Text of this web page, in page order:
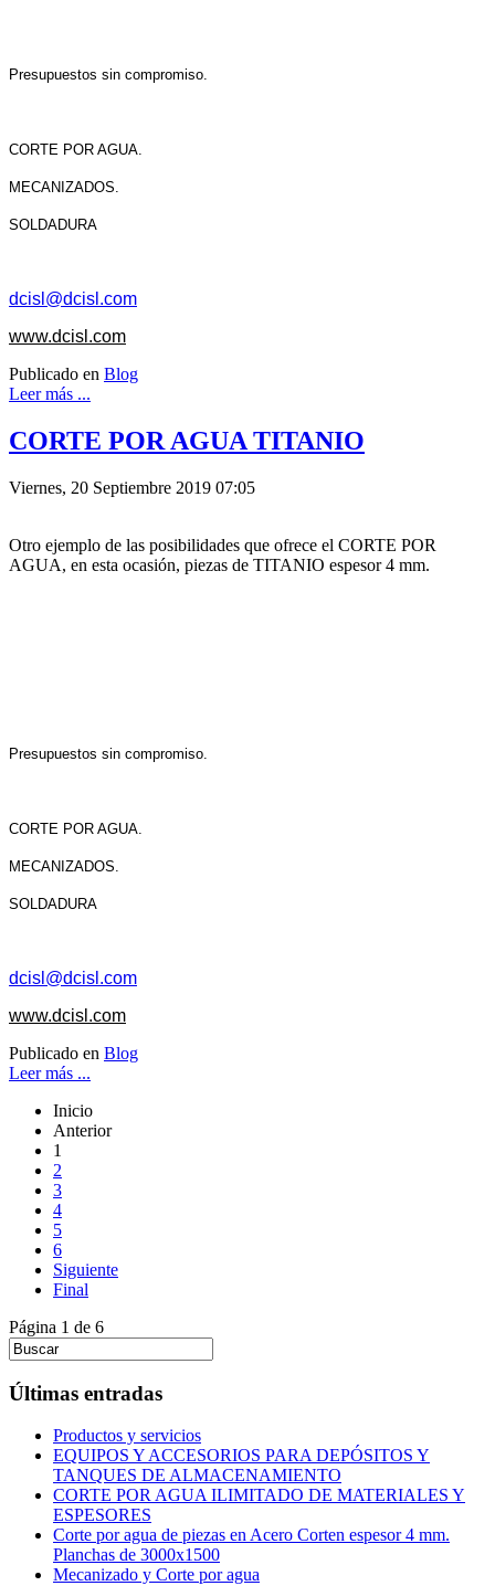
Presupuestos sin compromiso.
CORTE POR AGUA.
MECANIZADOS.
SOLDADURA
dcisl@dcisl.com
www.dcisl.com
Publicado en Blog
Leer más ...
CORTE POR AGUA TITANIO
Viernes, 20 Septiembre 2019 07:05
Otro ejemplo de las posibilidades que ofrece el CORTE POR
AGUA, en esta ocasión, piezas de TITANIO espesor 4 mm.
Presupuestos sin compromiso.
CORTE POR AGUA.
MECANIZADOS.
SOLDADURA
dcisl@dcisl.com
www.dcisl.com
Publicado en Blog
Leer más ...
Inicio
Anterior
1
2
3
4
5
6
Siguiente
Final
Página 1 de 6
Últimas entradas
Productos y servicios
EQUIPOS Y ACCESORIOS PARA DEPÓSITOS Y
TANQUES DE ALMACENAMIENTO
CORTE POR AGUA ILIMITADO DE MATERIALES Y
ESPESORES
Corte por agua de piezas en Acero Corten espesor 4 mm.
Planchas de 3000x1500
Mecanizado y Corte por agua